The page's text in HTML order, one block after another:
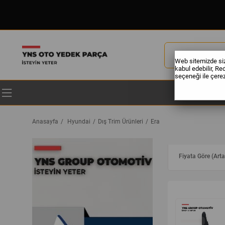
Anasayfa Hyundai Dış Trim Ürünleri Era
Fiyata Göre
yeni
Web sitemizde
kabul edebilir,
seçeneği ile